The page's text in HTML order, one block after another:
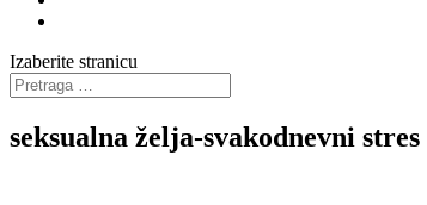
Izaberite stranicu
seksualna želja-svakodnevni stres